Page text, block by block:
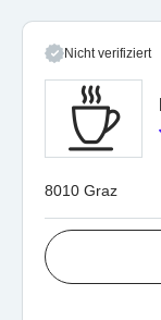
Nicht verifiziert
8010 Graz